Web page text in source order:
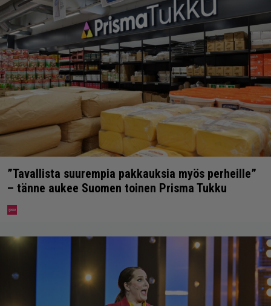
”Tavallista suurempia pakkauksia myös perheille”
– tänne aukee Suomen toinen Prisma Tukku